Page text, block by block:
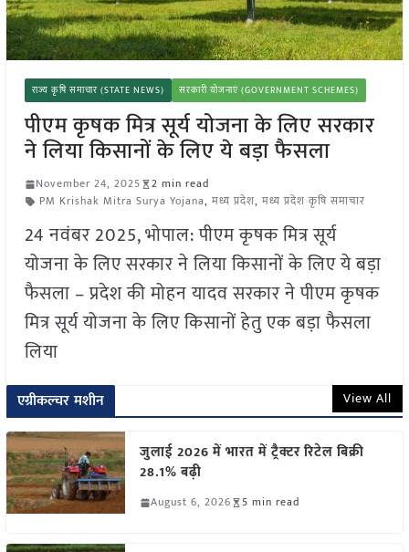
राज्य कृषि समाचार (STATE NEWS) सरकारी योजनाएं (GOVERNMENT SCHEMES)
पीएम कृषक मित्र सूर्य योजना के लिए सरकार
ने लिया किसानों के लिए ये बड़ा फैसला
November 24, 2025
2 min read
PM Krishak Mitra Surya Yojana, मध्य प्रदेश, मध्य प्रदेश कृषि समाचार
24 नवंबर 2025, भोपाल: पीएम कृषक मित्र सूर्य
योजना के लिए सरकार ने लिया किसानों के लिए ये बड़ा
फैसला – प्रदेश की मोहन यादव सरकार ने पीएम कृषक
मित्र सूर्य योजना के लिए किसानों हेतु एक बड़ा फैसला
लिया
एग्रीकल्चर मशीन View All
जुलाई 2026 में भारत में ट्रैक्टर रिटेल बिक्री
28.1% बढ़ी
August 6, 2026 5 min read